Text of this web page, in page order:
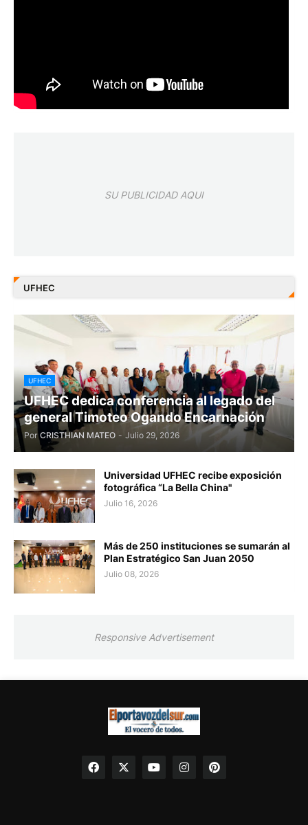
SU PUBLICIDAD AQUI
UFHEC
UFHEC
UFHEC dedica conferencia al legado del
general Timoteo Ogando Encarnación
Por CRISTHIAN MATEO - Julio 29, 2026
Universidad UFHEC recibe exposición
fotográfica “La Bella China"
Julio 16, 2026
Más de 250 instituciones se sumarán al
Plan Estratégico San Juan 2050
Julio 08, 2026
Responsive Advertisement